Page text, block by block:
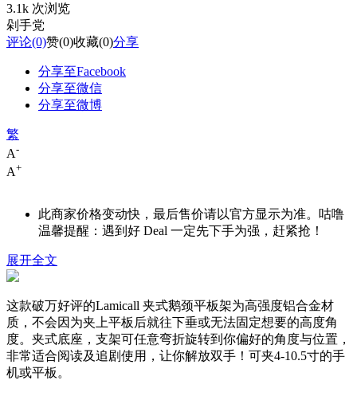
3.1k 次浏览
剁手党
评论(0)赞(0)收藏(0)分享
分享至Facebook
分享至微信
分享至微博
繁
A-
A+
此商家价格变动快，最后售价请以官方显示为准。咕噜
温馨提醒：遇到好 Deal 一定先下手为强，赶紧抢！
展开全文
这款破万好评的Lamicall 夹式鹅颈平板架为高强度铝合金材
质，不会因为夹上平板后就往下垂或无法固定想要的高度角
度。夹式底座，支架可任意弯折旋转到你偏好的角度与位置，
非常适合阅读及追剧使用，让你解放双手！可夹4-10.5寸的手
机或平板。